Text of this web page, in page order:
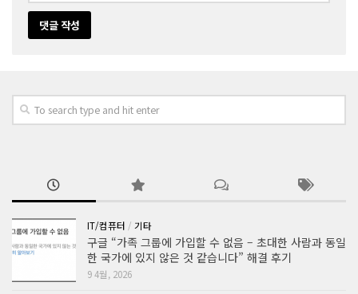
IT/컴퓨터 / 기타
구글 “가족 그룹에 가입할 수 없음 – 초대한 사람과 동일
한 국가에 있지 않은 것 같습니다” 해결 후기
9 4월, 2026